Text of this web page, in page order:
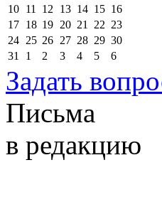
10 11 12 13 14 15 16
17 18 19 20 21 22 23
24 25 26 27 28 29 30
31
1 2 3 4 5 6
Задать
Письма
в редакцию